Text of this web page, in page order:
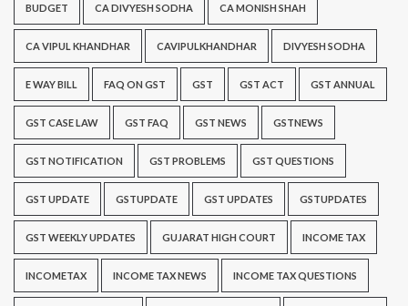
BUDGET CA DIVYESH SODHA CA MONISH SHAH
CA VIPUL KHANDHAR CAVIPULKHANDHAR DIVYESH SODHA
E WAY BILL FAQ ON GST GST GST ACT GST ANNUAL
GST CASE LAW GST FAQ GST NEWS GSTNEWS
GST NOTIFICATION GST PROBLEMS GST QUESTIONS
GST UPDATE GSTUPDATE GST UPDATES GSTUPDATES
GST WEEKLY UPDATES GUJARAT HIGH COURT INCOME TAX
INCOMETAX INCOME TAX NEWS INCOME TAX QUESTIONS